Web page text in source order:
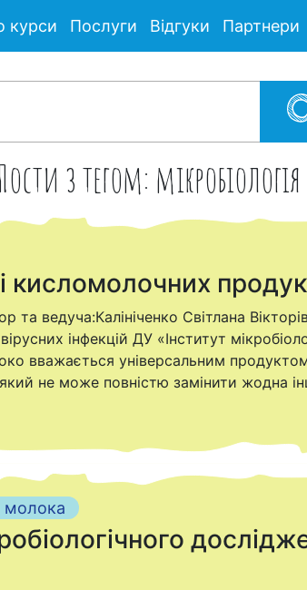
курси Послуги Відгуки Партнери
з тегом:
кисломолочних
та ведуча:Калініченко Світлана
інфекцій ДУ «Інститут
вважається універсальним
не може повністю замінити жодна
молока